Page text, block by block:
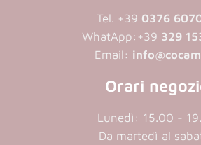
Tel. +39 0376
WhatApp: +39 329
Email:
Orari
Lunedì: 15.00 -
Da martedì al